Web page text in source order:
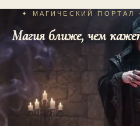
✦ МАГИЧЕСКИЙ ПОРТАЛ
Магия ближе, чем